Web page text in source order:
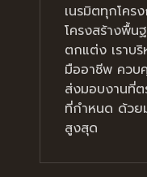
เนรมิตทุกโคร
โครงสร้างพื้น
ตกแต่ง เราบ
มืออาชีพ คว
ส่งมอบงานที่ต
ที่กำหนด ด้วย
สูงสุด